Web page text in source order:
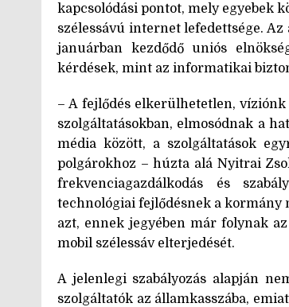
kapcsolódási pontot, mely egyebek
szélessávú internet lefedettsége.
januárban kezdődő uniós
kérdések, mint az informatikai
– A fejlődés elkerülhetetlen,
szolgáltatásokban, elmosódnak a
média között, a szolgáltatások
polgárokhoz – húzta alá Nyitrai
frekvenciagazdálkodás és
technológiai fejlődésnek a kormány
azt, ennek jegyében már folynak
mobil szélessáv elterjedését.
A jelenlegi szabályozás alapján
szolgáltatók az államkasszába,